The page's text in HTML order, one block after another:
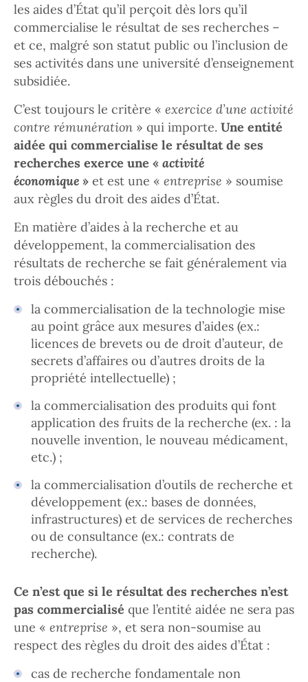
les aides d’État qu’il perçoit dès lors qu’il
commercialise le résultat de ses recherches –
et ce, malgré son statut public ou l’inclusion de
ses activités dans une université d’enseignement
subsidiée.
C’est toujours le critère « exercice d’une activité
contre rémunération » qui importe. Une entité
aidée qui commercialise le résultat de ses
recherches exerce une « activité
économique » et est une « entreprise » soumise
aux règles du droit des aides d’État.
En matière d’aides à la recherche et au
développement, la commercialisation des
résultats de recherche se fait généralement via
trois débouchés :
la commercialisation de la technologie mise
au point grâce aux mesures d’aides (ex.:
licences de brevets ou de droit d’auteur, de
secrets d’affaires ou d’autres droits de la
propriété intellectuelle) ;
la commercialisation des produits qui font
application des fruits de la recherche (ex. : la
nouvelle invention, le nouveau médicament,
etc.) ;
la commercialisation d’outils de recherche et
développement (ex.: bases de données,
infrastructures) et de services de recherches
ou de consultance (ex.: contrats de
recherche).
Ce n’est que si le résultat des recherches n’est
pas commercialisé que l’entité aidée ne sera pas
une « entreprise », et sera non-soumise au
respect des règles du droit des aides d’État :
cas de recherche fondamentale non